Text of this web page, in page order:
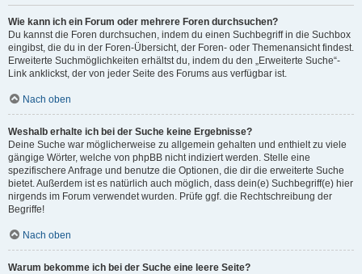
Wie kann ich ein Forum oder mehrere Foren durchsuchen?
Du kannst die Foren durchsuchen, indem du einen Suchbegriff in die Suchbox
eingibst, die du in der Foren-Übersicht, der Foren- oder Themenansicht findest.
Erweiterte Suchmöglichkeiten erhältst du, indem du den „Erweiterte Suche“-
Link anklickst, der von jeder Seite des Forums aus verfügbar ist.
Nach oben
Weshalb erhalte ich bei der Suche keine Ergebnisse?
Deine Suche war möglicherweise zu allgemein gehalten und enthielt zu viele
gängige Wörter, welche von phpBB nicht indiziert werden. Stelle eine
spezifischere Anfrage und benutze die Optionen, die dir die erweiterte Suche
bietet. Außerdem ist es natürlich auch möglich, dass dein(e) Suchbegriff(e) hier
nirgends im Forum verwendet wurden. Prüfe ggf. die Rechtschreibung der
Begriffe!
Nach oben
Warum bekomme ich bei der Suche eine leere Seite?